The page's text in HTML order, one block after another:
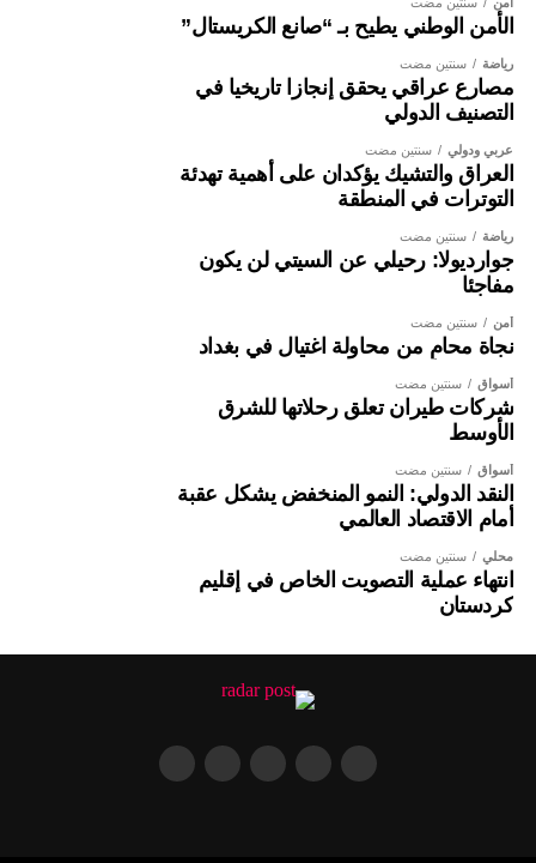
الأمن الوطني يطيح بـ “صانع الكريستال”
رياضة سنتين مضت
مصارع عراقي يحقق إنجازا تاريخيا في
التصنيف الدولي
عربي ودولي سنتين مضت
العراق والتشيك يؤكدان على أهمية تهدئة
التوترات في المنطقة
رياضة سنتين مضت
جوارديولا: رحيلي عن السيتي لن يكون
مفاجئا
أمن سنتين مضت
نجاة محامٍ من محاولة اغتيال في بغداد
أسواق سنتين مضت
شركات طيران تعلق رحلاتها للشرق
الأوسط
أسواق سنتين مضت
النقد الدولي: النمو المنخفض يشكل عقبة
أمام الاقتصاد العالمي
محلي سنتين مضت
انتهاء عملية التصويت الخاص في إقليم
كردستان